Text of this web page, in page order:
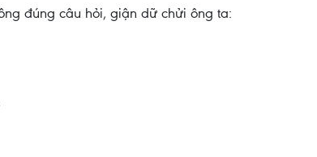
đúng câu hỏi, giận dữ chửi ông ta: